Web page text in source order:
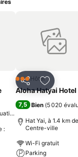
mes favoris
:
PartagerAjouter
3 ÉtoilesHôtel
Aloha Hatyai Hotel
7,5 Bien (5 020
Hat Yai, à 1.4 km
Centre-ville
Wi-Fi gratuit
Parking